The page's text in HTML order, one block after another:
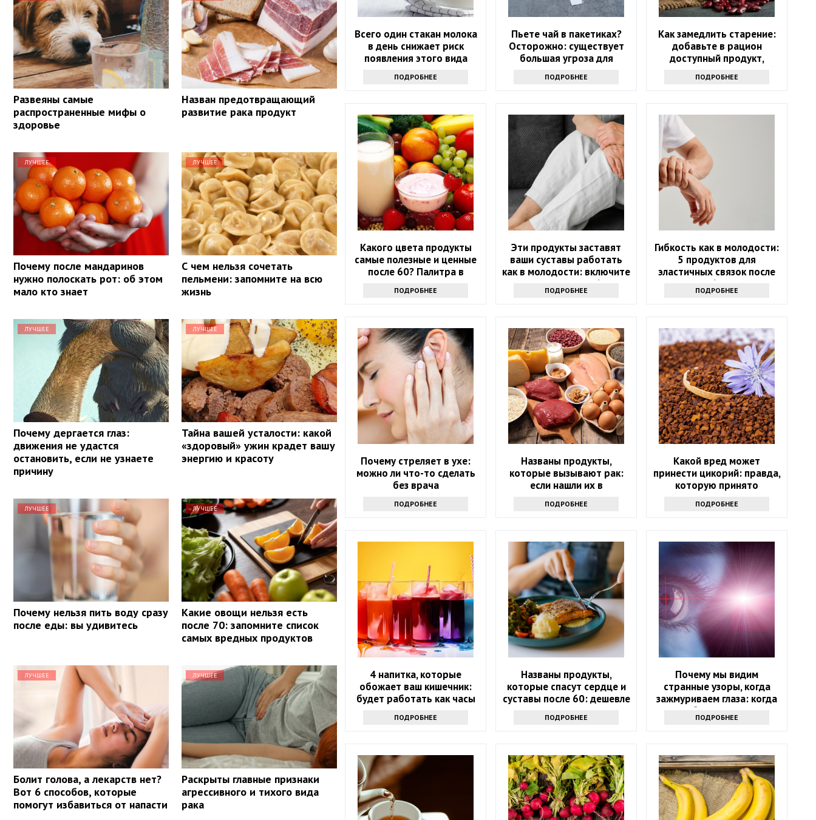
Развеяны самые
распространенные мифы о
здоровье
Назван предотвращающий
развитие рака продукт
ЛУЧШЕЕ
Почему после мандаринов
нужно полоскать рот: об этом
мало кто знает
ЛУЧШЕЕ
С чем нельзя сочетать
пельмени: запомните на всю
жизнь
ЛУЧШЕЕ
Почему дергается глаз:
движения не удастся
остановить, если не узнаете
причину
ЛУЧШЕЕ
Тайна вашей усталости: какой
«здоровый» ужин крадет вашу
энергию и красоту
ЛУЧШЕЕ
Почему нельзя пить воду сразу
после еды: вы удивитесь
ЛУЧШЕЕ
Какие овощи нельзя есть
после 70: запомните список
самых вредных продуктов
ЛУЧШЕЕ
Болит голова, а лекарств нет?
Вот 6 способов, которые
помогут избавиться от напасти
ЛУЧШЕЕ
Раскрыты главные признаки
агрессивного и тихого вида
рака
Всего один стакан молока
в день снижает риск
появления этого вида
только молоко
ПОДРОБНЕЕ
Пьете чай в пакетиках?
Осторожно: существует
большая угроза для
ПОДРОБНЕЕ
Как замедлить старение:
добавьте в рацион
доступный продукт,
который есть на каждой
кухне
ПОДРОБНЕЕ
Какого цвета продукты
самые полезные и ценные
после 60? Палитра в
ПОДРОБНЕЕ
Эти продукты заставят
ваши суставы работать
как в молодости: включите
их в рацион после 60 лет
ПОДРОБНЕЕ
Гибкость как в молодости:
5 продуктов для
эластичных связок после
60
ПОДРОБНЕЕ
Почему стреляет в ухе:
можно ли что-то сделать
без врача
ПОДРОБНЕЕ
Названы продукты,
которые вызывают рак:
если нашли их в
выбрасывайте
ПОДРОБНЕЕ
Какой вред может
принести цикорий: правда,
которую принято
ПОДРОБНЕЕ
4 напитка, которые
обожает ваш кишечник:
будет работать как часы
ПОДРОБНЕЕ
Названы продукты,
которые спасут сердце и
суставы после 60: дешевле
ПОДРОБНЕЕ
Почему мы видим
странные узоры, когда
зажмуриваем глаза: когда
стоит обратиться к врачу
ПОДРОБНЕЕ